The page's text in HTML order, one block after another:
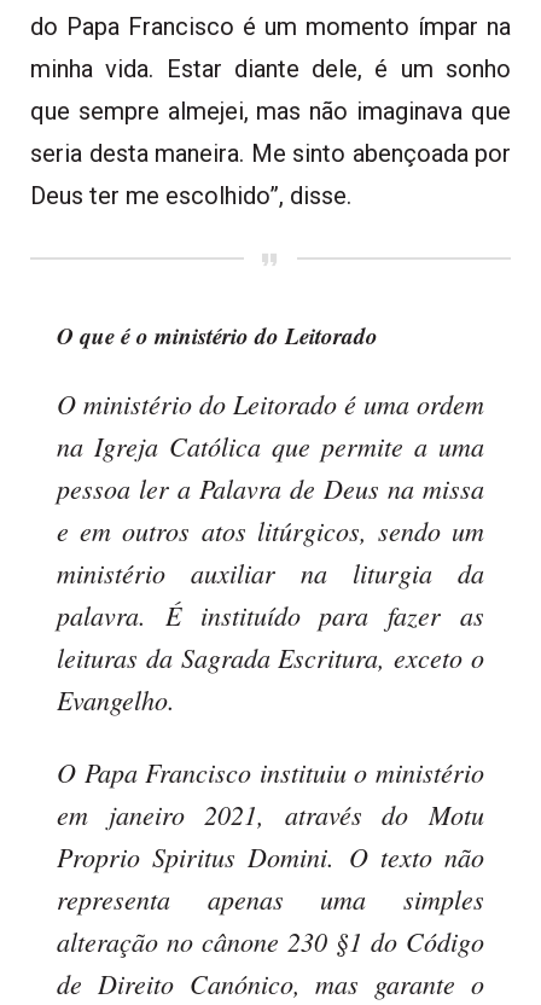
do Papa Francisco é um momento ímpar na
minha vida. Estar diante dele, é um sonho
que sempre almejei, mas não imaginava que
seria desta maneira. Me sinto abençoada por
Deus ter me escolhido”, disse.
O que é o ministério do Leitorado
O ministério do Leitorado é uma ordem
na Igreja Católica que permite a uma
pessoa ler a Palavra de Deus na missa
e em outros atos litúrgicos, sendo um
ministério auxiliar na liturgia da
palavra. É instituído para fazer as
leituras da Sagrada Escritura, exceto o
Evangelho.
O Papa Francisco instituiu o ministério
em janeiro 2021, através do Motu
Proprio Spiritus Domini. O texto não
representa apenas uma simples
alteração no cânone 230 §1 do Código
de Direito Canónico, mas garante o